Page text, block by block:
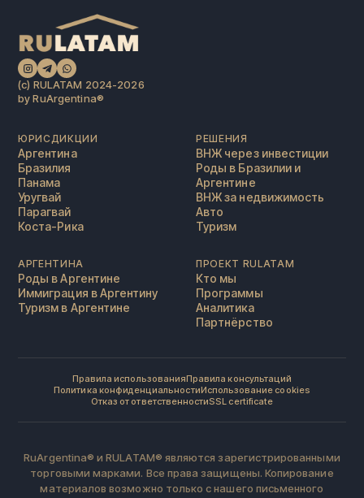
(c) RULATAM 2024-2026
by RuArgentina®️
ЮРИСДИКЦИИ
Аргентина
Бразилия
Панама
Уругвай
Парагвай
Коста-Рика
РЕШЕНИЯ
ВНЖ через инвестиции
Роды в Бразилии и
Аргентине
ВНЖ за недвижимость
Авто
Туризм
АРГЕНТИНА
Роды в Аргентине
Иммиграция в Аргентину
Туризм в Аргентине
ПРОЕКТ RULATAM
Кто мы
Программы
Аналитика
Партнёрство
Правила использованияПравила консультаций
Политика конфиденциальностиИспользование cookies
Отказ от ответственностиSSL certificate
RuArgentina® и RULATAM® являются зарегистрированными
торговыми марками. Все права защищены. Копирование
материалов возможно только с нашего письменного